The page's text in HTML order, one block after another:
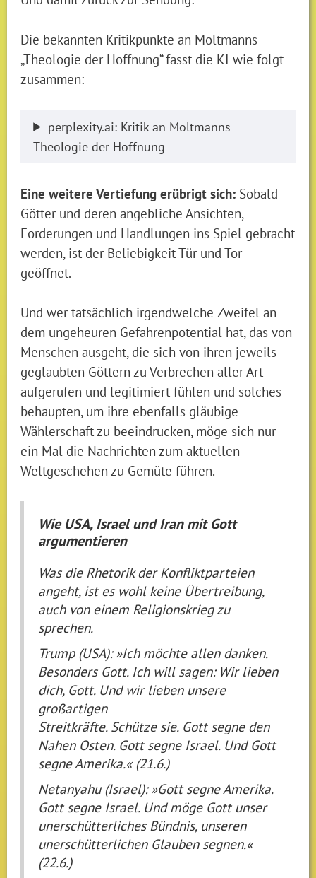
Die bekannten Kritikpunkte an Moltmanns
„Theologie der Hoffnung“ fasst die KI wie folgt
zusammen:
perplexity.ai: Kritik an Moltmanns
Theologie der Hoffnung
Eine weitere Vertiefung erübrigt sich: Sobald
Götter und deren angebliche Ansichten,
Forderungen und Handlungen ins Spiel gebracht
werden, ist der Beliebigkeit Tür und Tor
geöffnet.
Und wer tatsächlich irgendwelche Zweifel an
dem ungeheuren Gefahrenpotential hat, das von
Menschen ausgeht, die sich von ihren jeweils
geglaubten Göttern zu Verbrechen aller Art
aufgerufen und legitimiert fühlen und solches
behaupten, um ihre ebenfalls gläubige
Wählerschaft zu beeindrucken, möge sich nur
ein Mal die Nachrichten zum aktuellen
Weltgeschehen zu Gemüte führen.
Wie USA, Israel und Iran mit Gott
argumentieren
Was die Rhetorik der Konfliktparteien
angeht, ist es wohl keine Übertreibung,
auch von einem Religionskrieg zu
sprechen.
Trump (USA): »Ich möchte allen danken.
Besonders Gott. Ich will sagen: Wir lieben
dich, Gott. Und wir lieben unsere
großartigen
Streitkräfte. Schütze sie. Gott segne den
Nahen Osten. Gott segne Israel. Und Gott
segne Amerika.« (21.6.)
Netanyahu (Israel): »Gott segne Amerika.
Gott segne Israel. Und möge Gott unser
unerschütterliches Bündnis, unseren
unerschütterlichen Glauben segnen.«
(22.6.)